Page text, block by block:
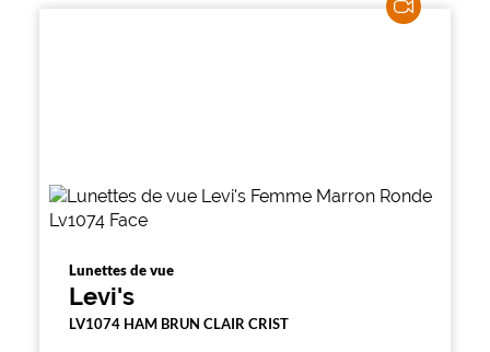
Lunettes de vue
Levi's
LV1074 HAM BRUN CLAIR CRIST